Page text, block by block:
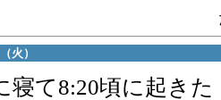
（火）
寝て8:20頃に起きた